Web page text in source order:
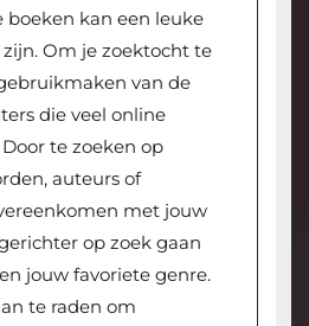
boeken kan een leuke
Om je zoektocht te
van de
die veel online
te zoeken op
auteurs of
met jouw
op zoek gaan
jouw favoriete genre.
te raden om